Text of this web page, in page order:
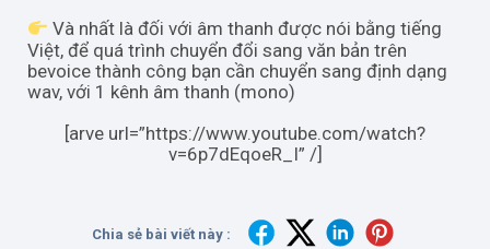
Và nhất là đối với âm thanh được nói bằng tiếng
Việt, để quá trình chuyển đổi sang văn bản trên
bevoice thành công bạn cần chuyển sang định dạng
wav, với 1 kênh âm thanh (mono)
[arve url=”https://www.youtube.com/watch?
v=6p7dEqoeR_I” /]
Chia sẻ bài viết này :